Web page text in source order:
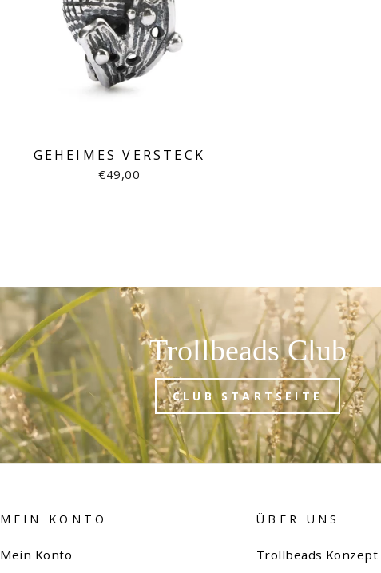
GEHEIMES VERSTECK
€49,00
Trollbeads Club
CLUB STARTSEITE
MEIN KONTO
Mein Konto
ÜBER UNS
Trollbeads Konzept